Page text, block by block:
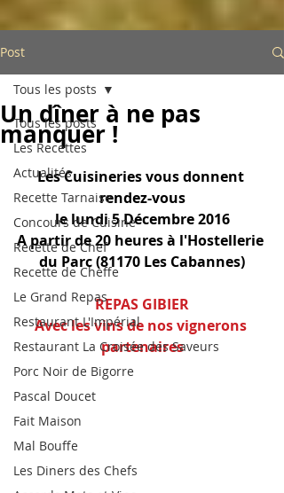
Post
Tous les posts
Les Recettes
Actualités
Recette Tarnaise
Concours de Cuisine
Recette de Chef
Recette de Cheffe
Le Grand Repas
Restaurant L'Impérial
Restaurant La Croisée des Saveurs
Porc Noir de Bigorre
Pascal Doucet
Fait Maison
Mal Bouffe
Les Diners des Chefs
Tous les posts
Un dîner à ne pas
manquer !
Les Cuisineries vous donnent
rendez-vous
le lundi 5 Décembre 2016
A partir de 20 heures à l'Hostellerie
du Parc (81170 Les Cabannes)
REPAS GIBIER
Avec les vins de nos vignerons
partenaires